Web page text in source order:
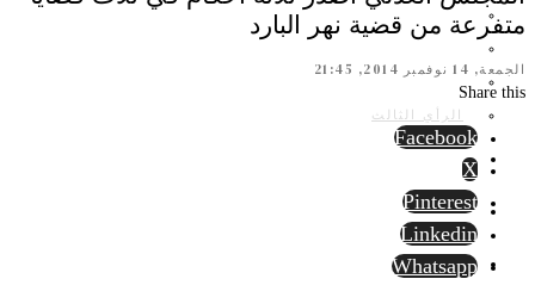
الرأي الثالث
متفرعة من قضية نهر البارد
الجمعة, 14 نوفمبر 2014, 21:45
Share this
Facebook
X
Pinterest
Linkedin
Whatsapp